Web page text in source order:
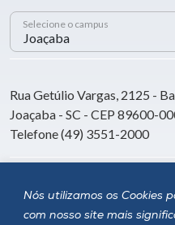
Nós utilizamos os Cookies
com nosso site mais
Selecione o campus
Rua Getúlio Vargas, 2125 -
Joaçaba - SC - CEP 89600-
Telefone (49) 3551-2000
Siga a Unoesc